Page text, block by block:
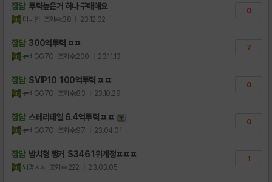
잡담 투력높은거 하나 구매해요
미니현 조회수:38 | 23.12.02
0
잡담 300억투력 ㅍㅍ
뉴비GG7O 조회수:200 | 23.11.13
7
잡담 SVIP10 100억투력 ㅍㅍ
뉴비GG7O 조회수:83 | 23.10.29
0
잡담 스테리테일 6.4억투력 ㅍㅍ
뉴비GG7O 조회수:97 | 23.04.01
0
잡담 방치형 랭커 S346 1위계정ㅍㅍㅍ
뇌명ㅅㅅ 조회수:222 | 23.03.05
1